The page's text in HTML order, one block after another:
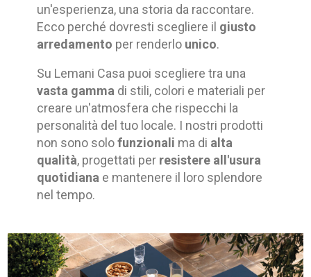
un'esperienza, una storia da raccontare.
Ecco perché dovresti scegliere il giusto
arredamento per renderlo unico.
Su Lemani Casa puoi scegliere tra una
vasta gamma di stili, colori e materiali per
creare un'atmosfera che rispecchi la
personalità del tuo locale. I nostri prodotti
non sono solofunzionali ma di alta
qualità, progettati per resistere all'usura
quotidiana e mantenere il loro splendore
nel tempo.